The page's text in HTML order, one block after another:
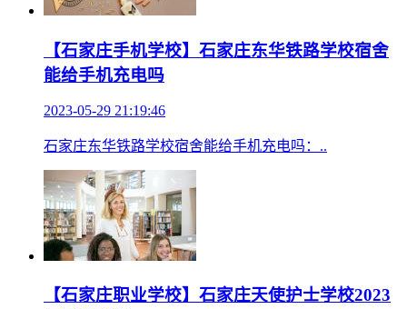
【石家庄手机学校】石家庄东华铁路学校宿舍
能给手机充电吗
2023-05-29 21:19:46
石家庄东华铁路学校宿舍能给手机充电吗：..
【石家庄职业学校】石家庄天使护士学校2023